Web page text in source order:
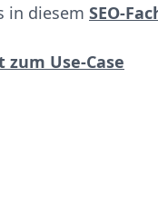
in diesem SEO-
zum Use-Case